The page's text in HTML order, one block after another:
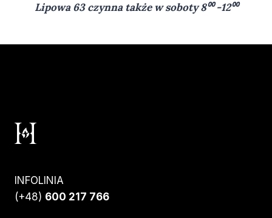
Lipowa 63 czynna także w soboty 8⁰⁰ -12⁰⁰
INFOLINIA
(+48) 600 217 766